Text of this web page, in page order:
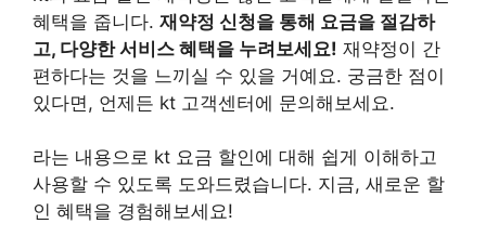
혜택을 줍니다. 재약정 신청을 통해 요금을 절감하
고, 다양한 서비스 혜택을 누려보세요! 재약정이 간
편하다는 것을 느끼실 수 있을 거예요. 궁금한 점이
있다면, 언제든 kt 고객센터에 문의해보세요.
라는 내용으로 kt 요금 할인에 대해 쉽게 이해하고
사용할 수 있도록 도와드렸습니다. 지금, 새로운 할
인 혜택을 경험해보세요!